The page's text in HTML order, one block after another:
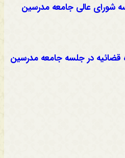
شورای عالی جامعه مدرسین
در جلسه جامعه مدرسین